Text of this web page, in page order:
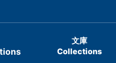
文庫
Collections